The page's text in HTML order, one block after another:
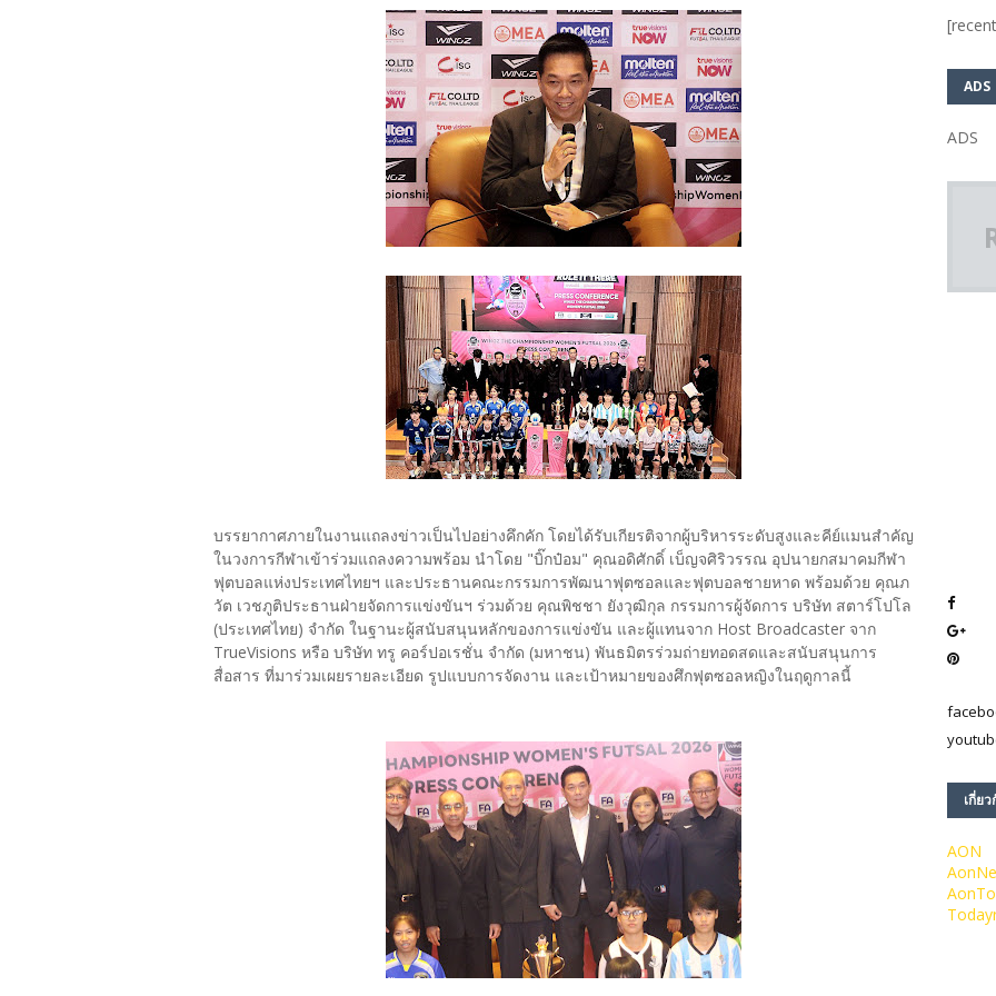
บรรยากาศภายในงานแถลงข่าวเป็นไปอย่างคึกคัก โดยได้รับเกียรติจากผู้บริหารระดับสูงและคีย์แมนสำคัญ
ในวงการกีฬาเข้าร่วมแถลงความพร้อม นำโดย "บิ๊กป๋อม" คุณอดิศักดิ์ เบ็ญจศิริวรรณ อุปนายกสมาคมกีฬา
ฟุตบอลแห่งประเทศไทยฯ และประธานคณะกรรมการพัฒนาฟุตซอลและฟุตบอลชายหาด พร้อมด้วย คุณภ
วัต เวชภูติประธานฝ่ายจัดการแข่งขันฯ ร่วมด้วย คุณพิชชา ยังวุฒิกุล กรรมการผู้จัดการ บริษัท สตาร์โปโล
(ประเทศไทย) จำกัด ในฐานะผู้สนับสนุนหลักของการแข่งขัน และผู้แทนจาก Host Broadcaster จาก
TrueVisions หรือ บริษัท ทรู คอร์ปอเรชั่น จำกัด (มหาชน) พันธมิตรร่วมถ่ายทอดสดและสนับสนุนการ
สื่อสาร ที่มาร่วมเผยรายละเอียด รูปแบบการจัดงาน และเป้าหมายของศึกฟุตซอลหญิงในฤดูกาลนี้
ADS
ADS
เกี่ย
AON